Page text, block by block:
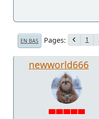
EN BAS Pages 1
newworld666